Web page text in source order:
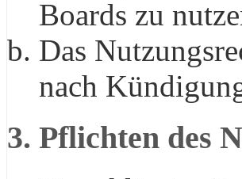
Boards zu
Das
nach
3. Pflichten des